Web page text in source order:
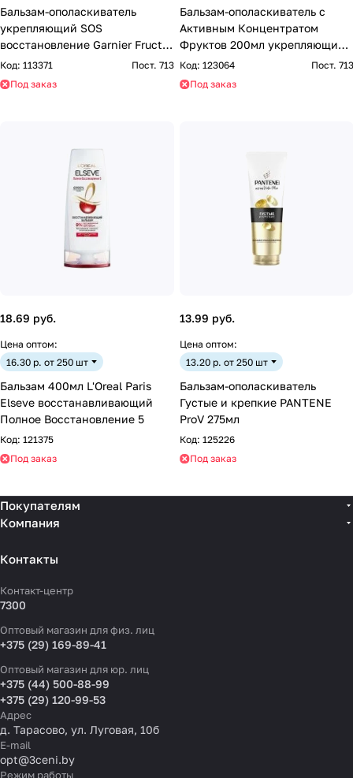
Бальзам-ополаскиватель
укрепляющий SOS
восстановление Garnier Fructis,
200мл
Код: 113371
Пост. 713
Под заказ
Бальзам-ополаскиватель с
Активным Концентратом
Фруктов 200мл укрепляющий
Рост во всю силу Garnier Fr
Код: 123064
Пост. 713
Под заказ
18.69 руб.
Цена оптом:
16.30 р. от 250 шт
Бальзам 400мл L'Oreal Paris
Elseve восстанавливающий
Полное Восстановление 5
Код: 121375
Под заказ
13.99 руб.
Цена оптом:
13.20 р. от 250 шт
Бальзам-ополаскиватель
Густые и крепкие PANTENE
ProV 275мл
Код: 125226
Под заказ
Покупателям
Компания
Контакты
Контакт-центр
7300
Оптовый магазин для физ. лиц
+375 (29) 169-89-41
Оптовый магазин для юр. лиц
+375 (44) 500-88-99
+375 (29) 120-99-53
Адрес
д. Тарасово, ул. Луговая, 10б
E-mail
opt@3ceni.by
Режим работы